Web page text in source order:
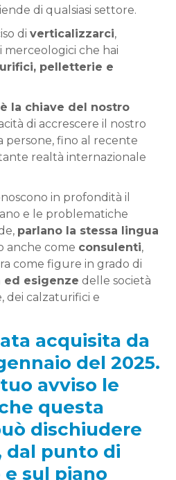
di qualsiasi settore.
di verticalizzarci,
che hai
pelletterie e
la chiave del nostro
di accrescere il nostro
persone, fino al recente
realtà internazionale
in profondità il
e le problematiche
parlano la stessa lingua
anche come consulenti,
come figure in grado di
ed esigenze delle società
dei calzaturifici e
acquisita da
del 2025.
avviso le
questa
dischiudere
dal punto di
sul piano